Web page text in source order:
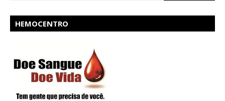
HEMOCENTRO